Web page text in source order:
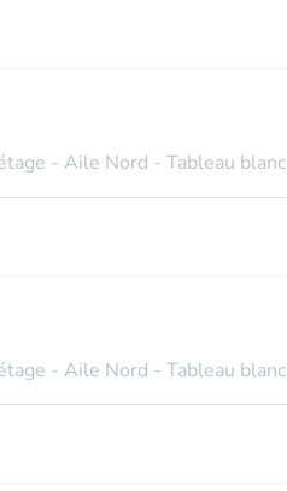
- Aile Nord - Tableau blanc
- Aile Nord - Tableau blanc